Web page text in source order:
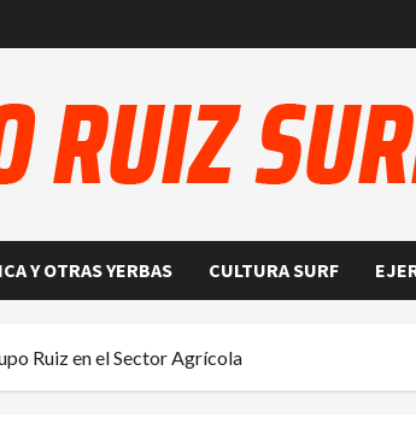
Y OTRAS YERBAS CULTURA SURF
Ruiz en el Sector Agrícola